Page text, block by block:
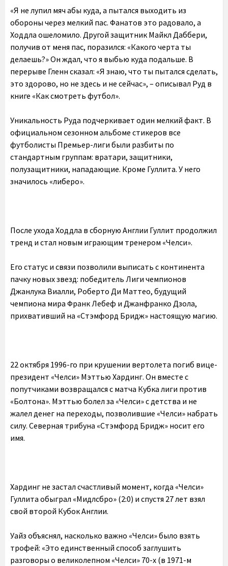
«Я не лупил мяч абы куда, а пытался выходить из
обороны через мелкий пас. Фанатов это радовало, а
Ходдла ошеломило. Другой защитник Майкл Даббери,
получив от меня пас, поразился: «Какого черта ты
делаешь?» Он ждал, что я выбью куда подальше. В
перерыве Гленн сказал: «Я знаю, что ты пытался сделать,
это здорово, но не здесь и не сейчас», – описывал Руд в
книге «Как смотреть футбол».
Уникальность Руда подчеркивает один мелкий факт. В
официальном сезонном альбоме стикеров все
футболисты Премьер-лиги были разбиты по
стандартным группам: вратари, защитники,
полузащитники, нападающие. Кроме Гуллита. У него
значилось «либеро».
После ухода Ходдла в сборную Англии Гуллит продолжил
тренд и стал новым играющим тренером «Челси».
Его статус и связи позволили выписать с континента
пачку новых звезд: победитель Лиги чемпионов
Джанлука Виалли, Роберто Ди Маттео, будущий
чемпиона мира Франк Лебеф и Джанфранко Дзола,
прихвативший на «Стэмфорд Бридж» настоящую магию.
22 октября 1996-го при крушении вертолета погиб вице-
президент «Челси» Мэттью Хардинг. Он вместе с
попутчиками возвращался с матча Кубка лиги против
«Болтона». Мэттью болел за «Челси» с детства и не
жалел денег на переходы, позволившие «Челси» набрать
силу. Северная трибуна «Стэмфорд Бридж» носит его
имя.
Хардинг не застал счастливый момент, когда «Челси»
Гуллита обыграл «Мидлсбро» (2:0) и спустя 27 лет взял
свой второй Кубок Англии.
Уайз объяснял, насколько важно «Челси» было взять
трофей: «Это единственный способ заглушить
разговоры о великолепном «Челси» 70-х (в 1971-м